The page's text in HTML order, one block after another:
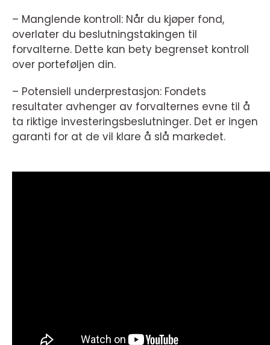
– Manglende kontroll: Når du kjøper fond,
overlater du beslutningstakingen til
forvalterne. Dette kan bety begrenset kontroll
over porteføljen din.
– Potensiell underprestasjon: Fondets
resultater avhenger av forvalternes evne til å
ta riktige investeringsbeslutninger. Det er ingen
garanti for at de vil klare å slå markedet.